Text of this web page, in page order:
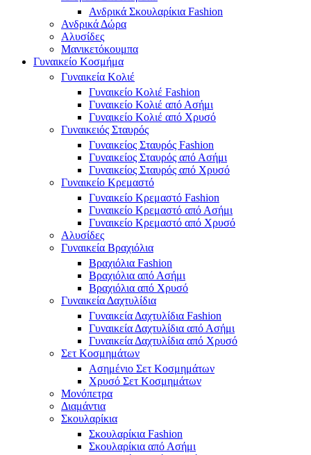
Ανδρικά Σκουλαρίκια Fashion
Ανδρικά Δώρα
Αλυσίδες
Μανικετόκουμπα
Γυναικείο Κοσμήμα
Γυναικεία Κολιέ
Γυναικείο Κολιέ Fashion
Γυναικείο Κολιέ από Ασήμι
Γυναικείο Κολιέ από Χρυσό
Γυναικειός Σταυρός
Γυναικείος Σταυρός Fashion
Γυναικείος Σταυρός από Ασήμι
Γυναικείος Σταυρός από Χρυσό
Γυναικείο Κρεμαστό
Γυναικείο Κρεμαστό Fashion
Γυναικείο Κρεμαστό από Ασήμι
Γυναικείο Κρεμαστό από Χρυσό
Αλυσίδες
Γυναικεία Βραχιόλια
Βραχιόλια Fashion
Βραχιόλια από Ασήμι
Βραχιόλια από Χρυσό
Γυναικεία Δαχτυλίδια
Γυναικεία Δαχτυλίδια Fashion
Γυναικεία Δαχτυλίδια από Ασήμι
Γυναικεία Δαχτυλίδια από Χρυσό
Σετ Κοσμημάτων
Ασημένιο Σετ Κοσμημάτων
Χρυσό Σετ Κοσμημάτων
Μονόπετρα
Διαμάντια
Σκουλαρίκια
Σκουλαρίκια Fashion
Σκουλαρίκια από Ασήμι